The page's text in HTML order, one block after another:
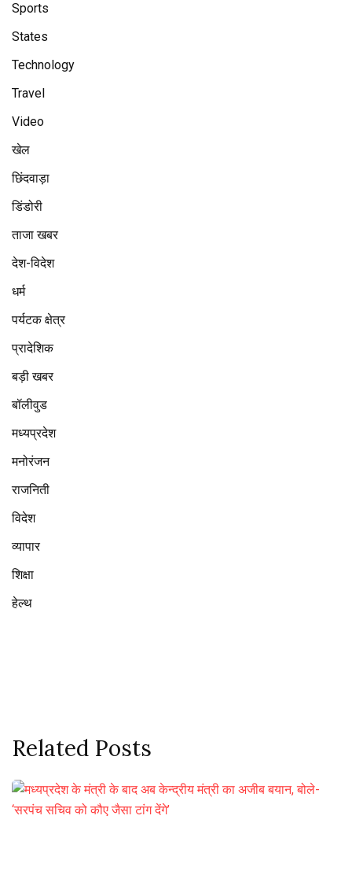
Sports
States
Technology
Travel
Video
खेल
छिंदवाड़ा
डिंडोरी
ताजा खबर
देश-विदेश
धर्म
पर्यटक क्षेत्र
प्रादेशिक
बड़ी खबर
बॉलीवुड
मध्यप्रदेश
मनोरंजन
राजनिती
विदेश
व्यापार
शिक्षा
हेल्थ
Related Posts